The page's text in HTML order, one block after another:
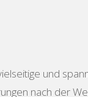
und
nach der